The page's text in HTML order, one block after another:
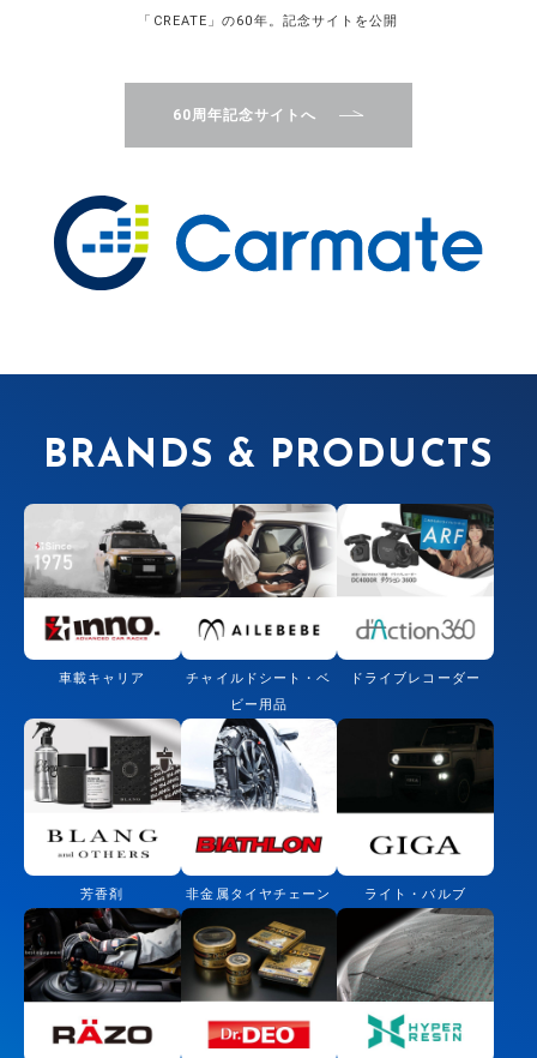
「CREATE」の60年。記念サイトを公開
60周年記念サイトへ
BRANDS & PRODUCTS
車載キャリア
チャイルドシート・ベ
ビー用品
ドライブレコーダー
芳香剤 非金属タイヤチェーン ライト・バルブ